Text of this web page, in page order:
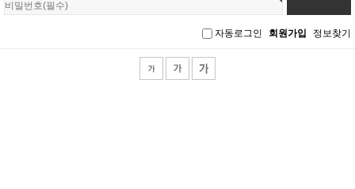
로
자동로그인 회원가입 정보찾기